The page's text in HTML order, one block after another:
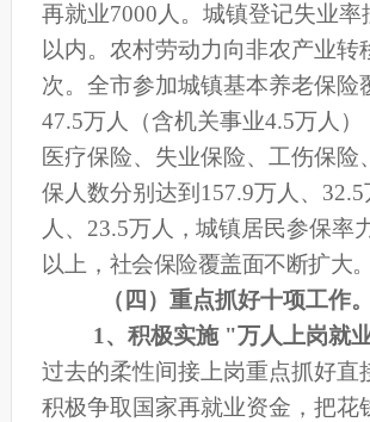
再就业7000人。城镇登记失业率
以内。 农村劳动力向非农产业转
次。 全市参加城镇基本养老保险
47.5万人（含机关事业4.5万人）
医疗保险、失业保险、工伤保险
保人数分别达到157.9万人、
人、23.5万人 ，城镇居民参保率
以上， 社会保险覆盖面不断扩大。
（四）重点抓好十项工作。
1、积极实施 "万人上岗就
过去的柔性间接上岗重点抓好直
积极争取国家再就业资金，把花